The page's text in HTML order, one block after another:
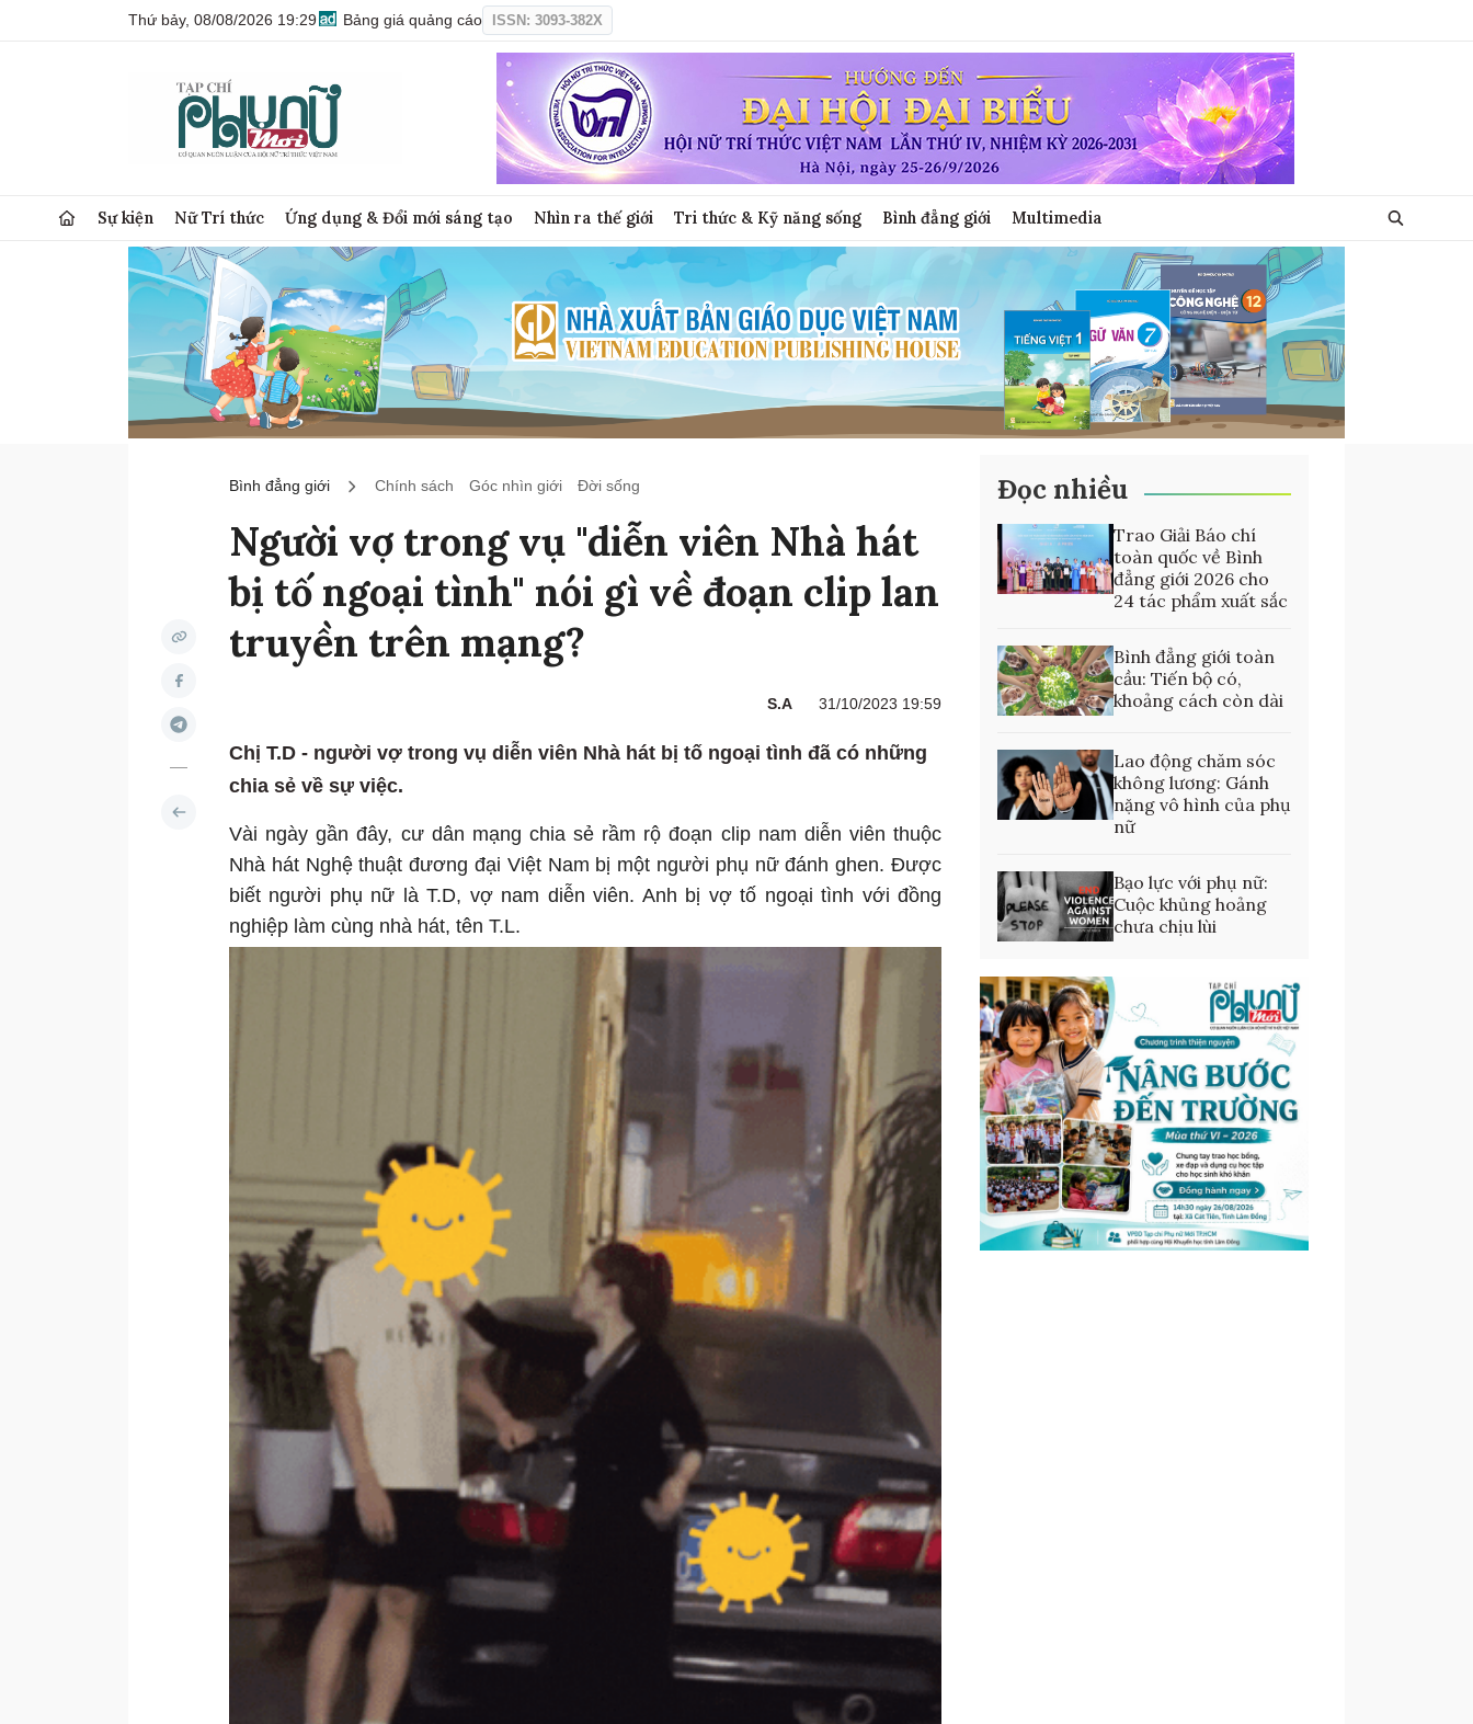
Thứ bảy, 08/08/2026 19:29 Bảng giá quảng cáo ISSN: 3093-382X
Sự kiện Nữ Trí thức Ứng dụng & Đổi mới sáng tạo Nhìn ra thế giới Tri thức & Kỹ năng sống Bình đẳng giới Multimedia
Bình đẳng giới Chính sách Góc nhìn giới Đời sống
Người vợ trong vụ "diễn viên Nhà hát
bị tố ngoại tình" nói gì về đoạn clip lan
truyền trên mạng?
S.A 31/10/2023 19:59
Chị T.D - người vợ trong vụ diễn viên Nhà hát bị tố ngoại tình đã có những
chia sẻ về sự việc.
Vài ngày gần đây, cư dân mạng chia sẻ rầm rộ đoạn clip nam diễn viên thuộc
Nhà hát Nghệ thuật đương đại Việt Nam bị một người phụ nữ đánh ghen. Được
biết người phụ nữ là T.D, vợ nam diễn viên. Anh bị vợ tố ngoại tình với đồng
nghiệp làm cùng nhà hát, tên T.L.
Đọc nhiều
Trao Giải Báo chí
toàn quốc về Bình
đẳng giới 2026 cho
24 tác phẩm xuất sắc
Bình đẳng giới toàn
cầu: Tiến bộ có,
khoảng cách còn dài
Lao động chăm sóc
không lương: Gánh
nặng vô hình của phụ
nữ
Bạo lực với phụ nữ:
Cuộc khủng hoảng
chưa chịu lùi